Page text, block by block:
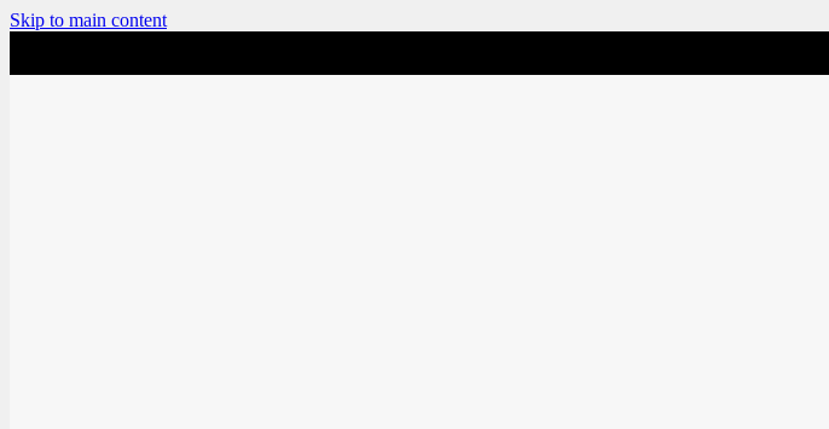
Skip to main content